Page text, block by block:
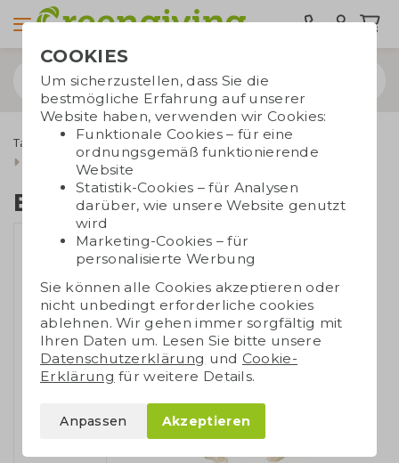
Taschen bedrucken Tragetaschen
Baumwolltaschen
Taschen aus recycelter Baumwolle
Baumwollbeutel mittel
Baumwollbeutel mittel
COOKIES
Um sicherzustellen, dass Sie die
bestmögliche Erfahrung auf unserer
Website haben, verwenden wir Cookies:
Funktionale Cookies – für eine
ordnungsgemäß funktionierende
Website
Statistik-Cookies – für Analysen
darüber, wie unsere Website genutzt
wird
Marketing-Cookies – für
personalisierte Werbung
Sie können alle Cookies akzeptieren oder
nicht unbedingt erforderliche cookies
ablehnen. Wir gehen immer sorgfältig mit
Ihren Daten um. Lesen Sie bitte unsere
Datenschutzerklärung und Cookie-
Erklärung für weitere Details.
Anpassen Akzeptieren